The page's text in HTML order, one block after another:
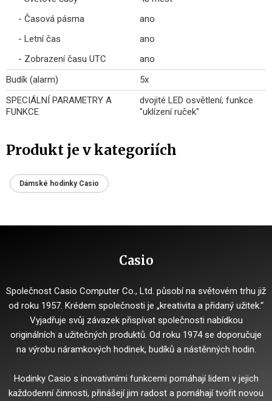
- Časová pásma
ano
- Letní čas
ano
- Zobrazení času UTC
ano
Budík (alarm)
5x
SPECIÁLNÍ PARAMETRY A
FUNKCE
dvojité LED osvětlení; funkce
"uklízení ruček"
Produkt je v kategoriích
Dámské hodinky Casio
Casio
Společnost Casio Computer Co., Ltd. působí na světovém trhu již
od roku 1957. Krédem společnosti je „kreativita a přidaný užitek.“
Vyjadřuje svůj závazek přispívat společnosti nabídkou
originálních a užitečných produktů. Od roku 1974 se doporučuje
na výrobu náramkových hodinek, budíků a nástěnných hodin.
Hodinky Casio s inovativními funkcemi pomáhají lidem v jejich
každodenní činnosti, přinášejí jim radost a pomáhají tvořit novou